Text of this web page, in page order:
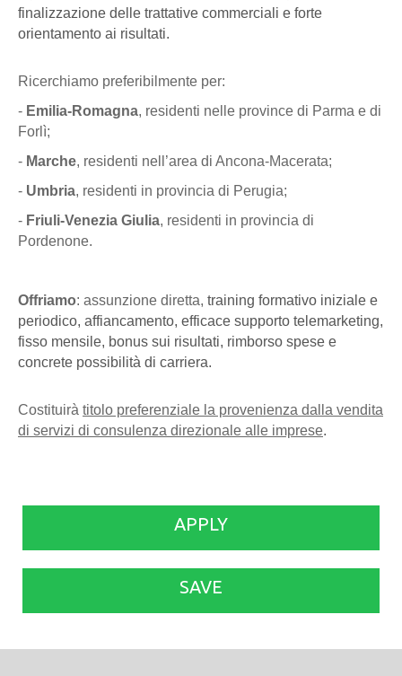
finalizzazione delle trattative commerciali e forte
orientamento ai risultati.
Ricerchiamo preferibilmente per:
- Emilia-Romagna, residenti nelle province di Parma e di
Forlì;
- Marche, residenti nell’area di Ancona-Macerata;
- Umbria, residenti in provincia di Perugia;
- Friuli-Venezia Giulia, residenti in provincia di
Pordenone.
Offriamo: assunzione diretta, training formativo iniziale e
periodico, affiancamento, efficace supporto telemarketing,
fisso mensile, bonus sui risultati, rimborso spese e
concrete possibilità di carriera.
Costituirà titolo preferenziale la provenienza dalla vendita
di servizi di consulenza direzionale alle imprese.
APPLY
SAVE